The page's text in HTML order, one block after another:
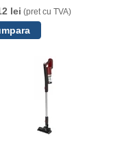
lei (pret cu TVA)